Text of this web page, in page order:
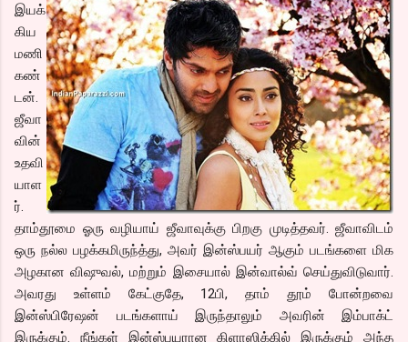
இயக்
கிய
மணி
கண்
டன்.
ஜீவா
வின்
உதவி
யாள
ர்.
தாம்தூமை ஓரு வழியாய் ஜீவாவுக்கு பிறகு முடித்தவர். ஜீவாவிடம்
ஒரு நல்ல பழக்கமிருந்த்து, அவர் இன்ஸ்பயர் ஆகும் படங்களை மிக
அழகான விஷுவல், மற்றும் இசையால் இன்வால்வ் செய்துவிடுவார்.
அவரது உள்ளம் கேட்குதே, 12பி, தாம் தூம் போன்றவை
இன்ஸ்பிரேஷன் படங்களாய் இருந்தாலும் அவரின் இம்பாக்ட்
இருக்கும். நீங்கள் இன்ஸ்பயரான கிளாஸிக்கில் இருக்கும் அந்த